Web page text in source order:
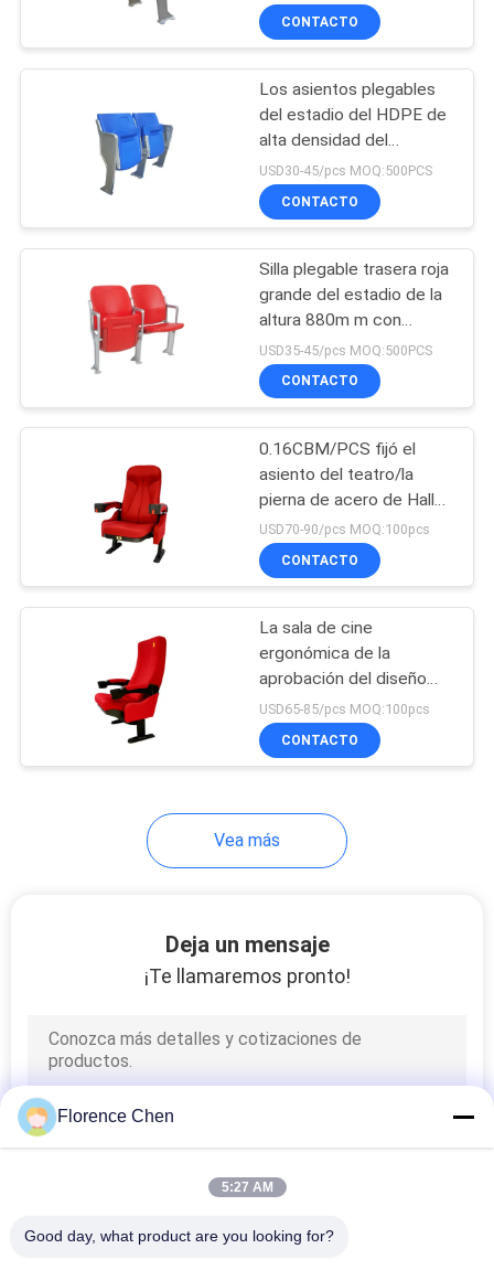
PRIVACY
POLICY
Asientos plegables
del estadio
12
Sillas plegables del
auditorio
43
Sillas de la sala de
cine
Conferencia Hall
sillas de escritorio
del estudiante
comprimido asienta la
pierna de aluminio
CONTACTO
Los asientos plegables
del estadio del HDPE de
alta densidad del
cuadrado/pliegan
asientos del blanqueador
USD30-45/pcs MOQ:500PCS
CONTACTO
Silla plegable trasera roja
grande del estadio de la
altura 880m m con
resistencia de impacto
de los apoyabrazos
USD35-45/pcs MOQ:500PCS
CONTACTO
0.16CBM/PCS fijó el
asiento del teatro/la
pierna de acero de Hall
Seating With Cold Roll
del cine
USD70-90/pcs MOQ:100pcs
CONTACTO
La sala de cine
ergonómica de la
aprobación del diseño
ISO preside el piso -
montado
USD65-85/pcs MOQ:100pcs
CONTACTO
Vea más
Deja un mensaje
¡Te llamaremos pronto!
Florence Chen
5:27 AM
Good day, what product are you looking for?